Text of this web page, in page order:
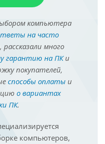
компьютера
на часто
, рассказали много
гарантию на ПКи
покупателей,
способы оплатыи
о вариантах
ПК.
компьютеров,